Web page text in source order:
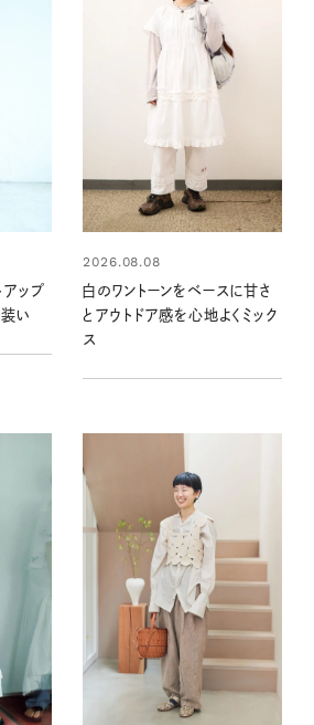
アップ
い
2026.08.08
白のワントーンをベースに甘さ
とアウトドア感を心地よくミック
ス